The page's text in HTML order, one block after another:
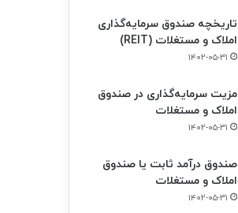
تاریخچه صندوق سرمایه‌گذاری
املاک و مستغلات (REIT)
۱۴۰۲-۰۵-۳۱
مزیت سرمایه‌گذاری در صندوق
املاک و مستغلات
۱۴۰۲-۰۵-۳۱
صندوق درآمد ثابت یا صندوق
املاک و مستغلات
۱۴۰۲-۰۵-۳۱